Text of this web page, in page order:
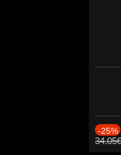
-25%
34.05€